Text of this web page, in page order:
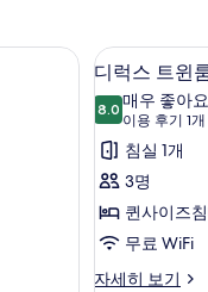
설비, 무료 WiFi, 각각 다른 스
디
럭
스
트
윈
룸
사
진
8
디럭스 트윈
8.08.0점 만점 중
매우 좋아요
이용 후기 1개
(이
용
후
기
개)
침실 1개
3명
퀸사이즈
무료 WiFi
자세히 보기
디